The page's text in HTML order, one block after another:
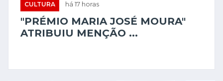
CULTURA há 17 horas
"PRÉMIO MARIA JOSÉ MOURA"
ATRIBUIU MENÇÃO ...